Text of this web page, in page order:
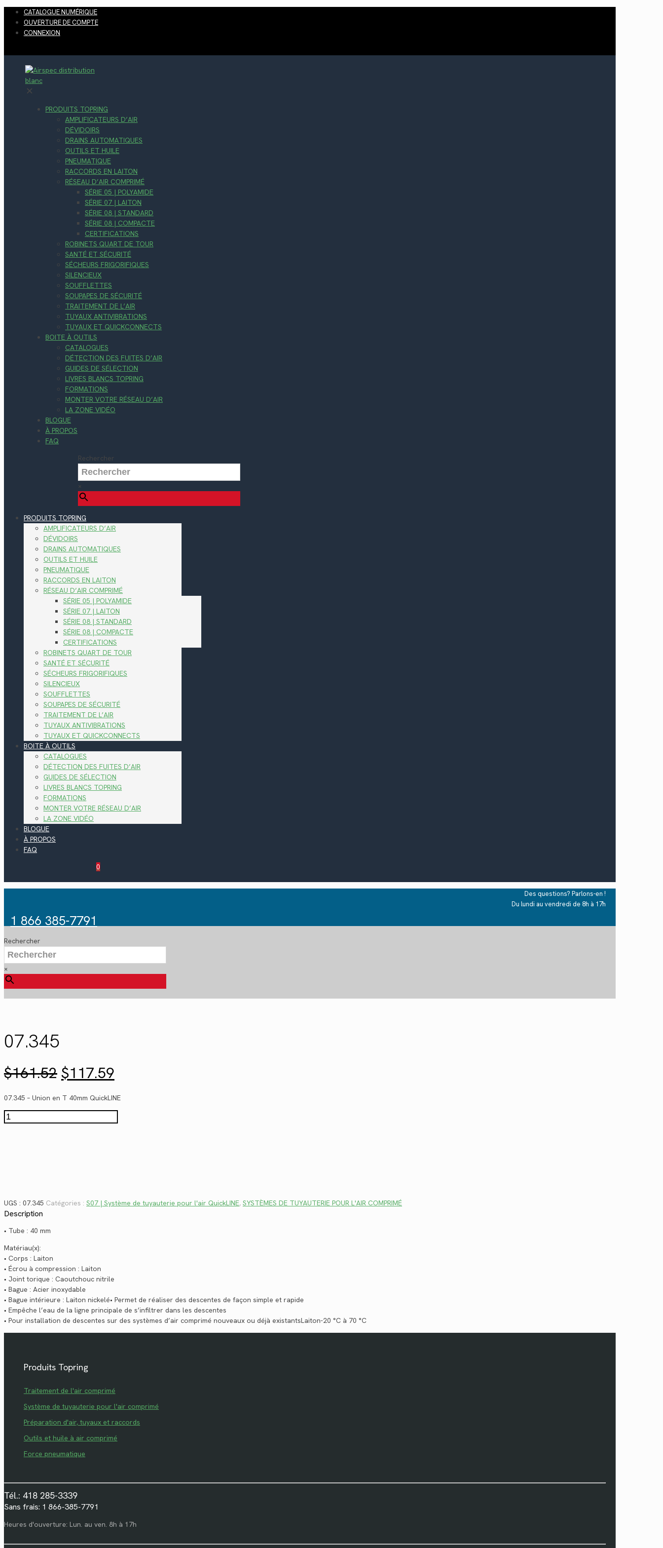
CATALOGUE NUMÉRIQUE
OUVERTURE DE COMPTE
CONNEXION
✕
PRODUITS TOPRING
AMPLIFICATEURS D’AIR
DÉVIDOIRS
DRAINS AUTOMATIQUES
OUTILS ET HUILE
PNEUMATIQUE
RACCORDS EN LAITON
RÉSEAU D’AIR COMPRIMÉ
SÉRIE 05 | POLYAMIDE
SÉRIE 07 | LAITON
SÉRIE 08 | STANDARD
SÉRIE 08 | COMPACTE
CERTIFICATIONS
ROBINETS QUART DE TOUR
SANTÉ ET SÉCURITÉ
SÉCHEURS FRIGORIFIQUES
SILENCIEUX
SOUFFLETTES
SOUPAPES DE SÉCURITÉ
TRAITEMENT DE L’AIR
TUYAUX ANTIVIBRATIONS
TUYAUX ET QUICKCONNECTS
BOITE À OUTILS
CATALOGUES
DÉTECTION DES FUITES D’AIR
GUIDES DE SÉLECTION
LIVRES BLANCS TOPRING
FORMATIONS
MONTER VOTRE RÉSEAU D’AIR
LA ZONE VIDÉO
BLOGUE
À PROPOS
FAQ
Rechercher
×
PRODUITS TOPRING
AMPLIFICATEURS D’AIR
DÉVIDOIRS
DRAINS AUTOMATIQUES
OUTILS ET HUILE
PNEUMATIQUE
RACCORDS EN LAITON
RÉSEAU D’AIR COMPRIMÉ
SÉRIE 05 | POLYAMIDE
SÉRIE 07 | LAITON
SÉRIE 08 | STANDARD
SÉRIE 08 | COMPACTE
CERTIFICATIONS
ROBINETS QUART DE TOUR
SANTÉ ET SÉCURITÉ
SÉCHEURS FRIGORIFIQUES
SILENCIEUX
SOUFFLETTES
SOUPAPES DE SÉCURITÉ
TRAITEMENT DE L’AIR
TUYAUX ANTIVIBRATIONS
TUYAUX ET QUICKCONNECTS
BOITE À OUTILS
CATALOGUES
DÉTECTION DES FUITES D’AIR
GUIDES DE SÉLECTION
LIVRES BLANCS TOPRING
FORMATIONS
MONTER VOTRE RÉSEAU D’AIR
LA ZONE VIDÉO
BLOGUE
À PROPOS
FAQ
0
Des questions? Parlons-en !
Du lundi au vendredi de 8h à 17h
1 866 385-7791
Rechercher
×
07.345
$161.52 Le
prix
initial
était :
$161.52.
$117.59
prix
actuel
est :
$117.59.
07.345 – Union en T 40mm QuickLINE
quantité
de
UGS : 07.345 Catégories : S07 | Système de tuyauterie pour l'air QuickLINE, SYSTÈMES DE TUYAUTERIE POUR L'AIR COMPRIMÉ
Description
• Tube : 40 mm
Matériau(x):
• Corps : Laiton
• Écrou à compression : Laiton
• Joint torique : Caoutchouc nitrile
• Bague : Acier inoxydable
• Bague intérieure : Laiton nickelé• Permet de réaliser des descentes de façon simple et rapide
• Empêche l’eau de la ligne principale de s’infiltrer dans les descentes
• Pour installation de descentes sur des systèmes d’air comprimé nouveaux ou déjà existantsLaiton-20 °C à 70 °C
Produits Topring
Traitement de l'air comprimé
Système de tuyauterie pour l'air comprimé
Préparation d'air, tuyaux et raccords
Outils et huile à air comprimé
Force pneumatique
Tél.: 418 285-3339
Sans frais: 1 866-385-7791
Heures d'ouverture: Lun. au ven. 8h à 17h